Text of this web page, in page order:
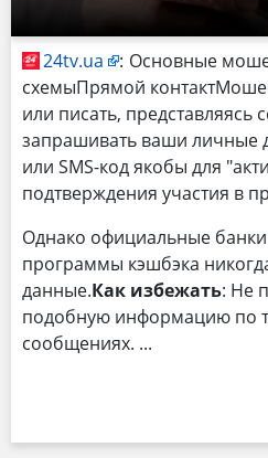
24tv.ua : Основные
схемыПрямой
или писать, представляясь
запрашивать ваши личные
или SMS-код якобы для
подтверждения участия в
Однако официальные банки
программы кэшбэка
данные.Как избежать: Не
подобную информацию по
сообщениях.